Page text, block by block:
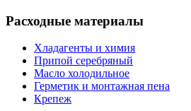
Расходные материалы
Хладагенты и химия
Припой серебряный
Масло холодильное
Герметик и монтажная пена
Крепеж